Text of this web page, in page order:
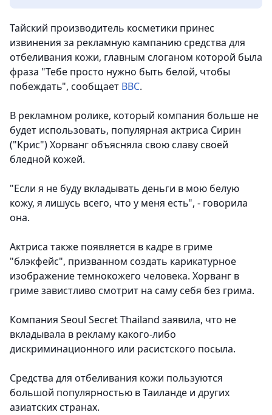
Тайский производитель косметики принес
извинения за рекламную кампанию средства для
отбеливания кожи, главным слоганом которой была
фраза "Тебе просто нужно быть белой, чтобы
побеждать", сообщает ВВС.
В рекламном ролике, который компания больше не
будет использовать, популярная актриса Сирин
("Крис") Хорванг объясняла свою славу своей
бледной кожей.
"Если я не буду вкладывать деньги в мою белую
кожу, я лишусь всего, что у меня есть", - говорила
она.
Актриса также появляется в кадре в гриме
"блэкфейс", призванном создать карикатурное
изображение темнокожего человека. Хорванг в
гриме завистливо смотрит на саму себя без грима.
Компания Seoul Secret Thailand заявила, что не
вкладывала в рекламу какого-либо
дискриминационного или расистского посыла.
Средства для отбеливания кожи пользуются
большой популярностью в Таиланде и других
азиатских странах.